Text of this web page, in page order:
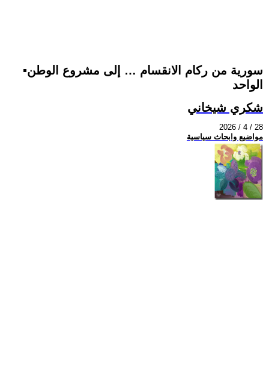
▪️سورية من ركام الانقسام … إلى مشروع الوطن
الواحد
شكري شيخاني
2026 / 4 / 28
مواضيع وابحاث سياسية